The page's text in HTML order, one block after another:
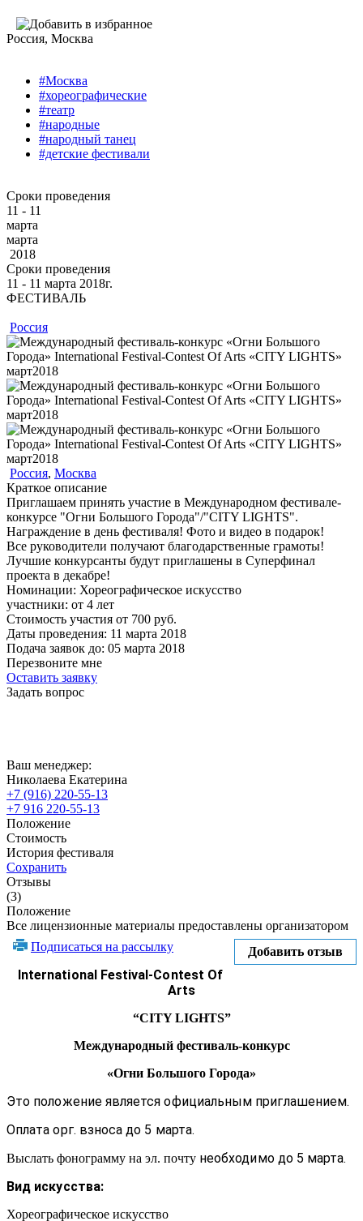
Россия, Москва
#Москва
#хореографические
#театр
#народные
#народный танец
#детские фестивали
Сроки проведения
11 - 11
марта
марта
2018
Сроки проведения
11 ‐ 11 марта 2018г.
ФЕСТИВАЛЬ
Россия
Россия, Москва
Краткое описание
Приглашаем принять участие в Международном фестивале-
конкурсе "Огни Большого Города"/"CITY LIGHTS".
Награждение в день фестиваля! Фото и видео в подарок!
Все руководители получают благодарственные грамоты!
Лучшие конкурсанты будут приглашены в Суперфинал
проекта в декабре!
Номинации: Хореографическое искусство
участники: от 4 лет
Стоимость участия от 700 руб.
Даты проведения: 11 марта 2018
Подача заявок до: 05 марта 2018
Перезвоните мне
Оставить заявку
Задать вопрос
Ваш менеджер:
Николаева Екатерина
+7 (916) 220-55-13
+7 916 220-55-13
Положение
Стоимость
История фестиваля
Сохранить
Отзывы
(3)
Положение
Все лицензионные материалы предоставлены организатором
Добавить отзыв
Подписаться на рассылку
International Festival-Contest Of
Arts
“CITY LIGHTS”
Международный фестиваль-конкурс
«Огни Большого Города»
Это положение являетсяофициальным приглашением.
Оплата орг. взноса до 5 марта.
Выслать фонограмму на эл. почту необходимо до 5 марта.
Вид искусства:
Хореографическое искусство